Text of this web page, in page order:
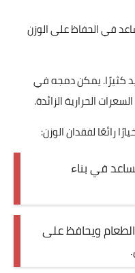
في الحفاظ على الوزن
كثيرًا. يمكن دمجه في
الحرارية الزائدة.
رائعًا لفقدان الوزن:
في بناء
ويحافظ على